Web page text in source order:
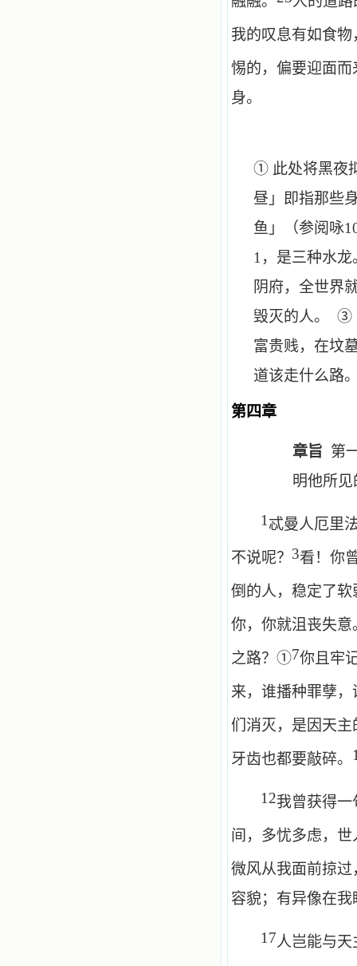
我的叹息有如食
惕的，偏要迎面而
身。
① 此处将黑夜
昼」即指那些
鱼」（参阅咏
1 ，是三种水
阴府，全世界
毁灭的人。 ③
富贵贱，在坟
道该走什么路
第四章
章旨 第
明他所
1忒曼人厄里
不说呢？ 3看！你
倒的人，稳定了软
你，你就沮丧失意
之路？①7你且牢
来，谁播种罪孽
们消灭，是因天主
牙齿也都要敲碎。
12我曾获得
间，多忧多虑，
微风从我面前掠
容貌；有异像在
17人岂能与